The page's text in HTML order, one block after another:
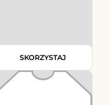
SKORZYSTAJ